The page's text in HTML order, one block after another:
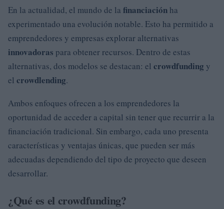
En la actualidad, el mundo de la financiación ha
experimentado una evolución notable. Esto ha permitido a
emprendedores y empresas explorar alternativas
innovadoras para obtener recursos. Dentro de estas
alternativas, dos modelos se destacan: el crowdfunding y
el crowdlending.
Ambos enfoques ofrecen a los emprendedores la
oportunidad de acceder a capital sin tener que recurrir a la
financiación tradicional. Sin embargo, cada uno presenta
características y ventajas únicas, que pueden ser más
adecuadas dependiendo del tipo de proyecto que deseen
desarrollar.
¿Qué es el crowdfunding?